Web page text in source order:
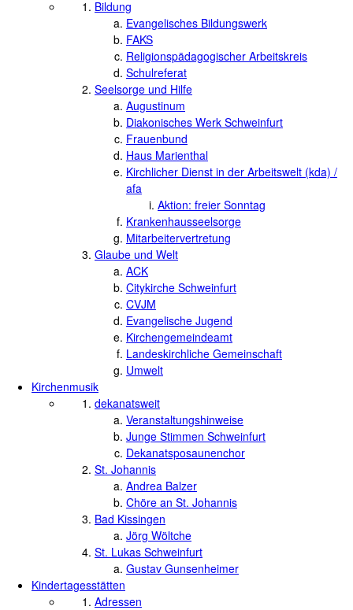
Bildung
Evangelisches Bildungswerk
FAKS
Religionspädagogischer Arbeitskreis
Schulreferat
Seelsorge und Hilfe
Augustinum
Diakonisches Werk Schweinfurt
Frauenbund
Haus Marienthal
Kirchlicher Dienst in der Arbeitswelt (kda) /
afa
Aktion: freier Sonntag
Krankenhausseelsorge
Mitarbeitervertretung
Glaube und Welt
ACK
Citykirche Schweinfurt
CVJM
Evangelische Jugend
Kirchengemeindeamt
Landeskirchliche Gemeinschaft
Umwelt
Kirchenmusik
dekanatsweit
Veranstaltungshinweise
Junge Stimmen Schweinfurt
Dekanatsposaunenchor
St. Johannis
Andrea Balzer
Chöre an St. Johannis
Bad Kissingen
Jörg Wöltche
St. Lukas Schweinfurt
Gustav Gunsenheimer
Kindertagesstätten
Adressen